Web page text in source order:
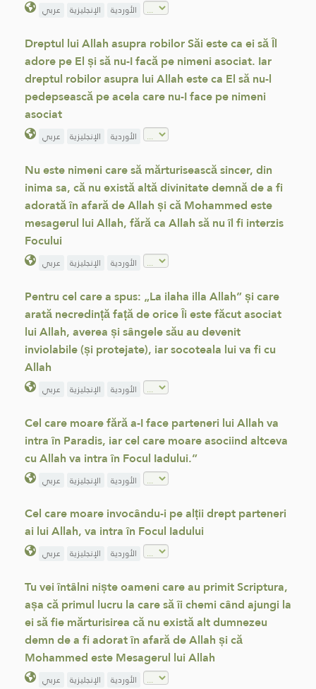
عربي الإنجليزية الأوردية
Dreptul lui Allah asupra robilor Săi este ca ei să Îl
adore pe El și să nu-I facă pe nimeni asociat. Iar
dreptul robilor asupra lui Allah este ca El să nu-l
pedepsească pe acela care nu-I face pe nimeni
asociat
عربي الإنجليزية الأوردية
Nu este nimeni care să mărturisească sincer, din
inima sa, că nu există altă divinitate demnă de a fi
adorată în afară de Allah și că Mohammed este
mesagerul lui Allah, fără ca Allah să nu îl fi interzis
Focului
عربي الإنجليزية الأوردية
Pentru cel care a spus: „La ilaha illa Allah” și care
arată necredință față de orice Îi este făcut asociat
lui Allah, averea și sângele său au devenit
inviolabile (și protejate), iar socoteala lui va fi cu
Allah
عربي الإنجليزية الأوردية
Cel care moare fără a-I face parteneri lui Allah va
intra în Paradis, iar cel care moare asociind altceva
cu Allah va intra în Focul Iadului.”
عربي الإنجليزية الأوردية
Cel care moare invocându-i pe alții drept parteneri
ai lui Allah, va intra în Focul Iadului
عربي الإنجليزية الأوردية
Tu vei întâlni niște oameni care au primit Scriptura,
așa că primul lucru la care să îi chemi când ajungi la
ei să fie mărturisirea că nu există alt dumnezeu
demn de a fi adorat în afară de Allah și că
Mohammed este Mesagerul lui Allah
عربي الإنجليزية الأوردية